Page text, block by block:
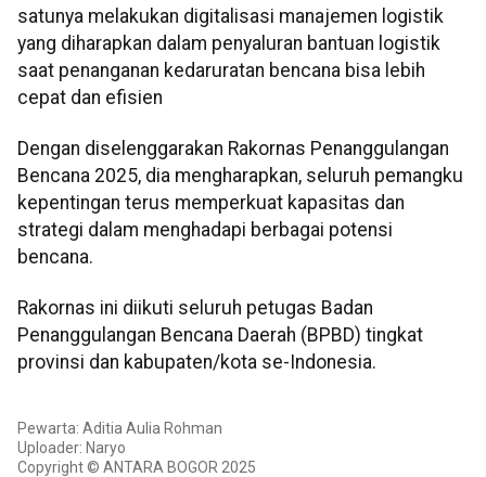
satunya melakukan digitalisasi manajemen logistik
yang diharapkan dalam penyaluran bantuan logistik
saat penanganan kedaruratan bencana bisa lebih
cepat dan efisien
Dengan diselenggarakan Rakornas Penanggulangan
Bencana 2025, dia mengharapkan, seluruh pemangku
kepentingan terus memperkuat kapasitas dan
strategi dalam menghadapi berbagai potensi
bencana.
Rakornas ini diikuti seluruh petugas Badan
Penanggulangan Bencana Daerah (BPBD) tingkat
provinsi dan kabupaten/kota se-Indonesia.
Pewarta: Aditia Aulia Rohman
Uploader: Naryo
Copyright © ANTARA BOGOR 2025